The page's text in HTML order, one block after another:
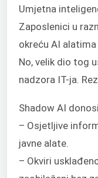
Umjetna
Zaposlenici u
okreću AI
No, velik dio tog
nadzora IT-ja.
Shadow AI
– Osjetljive
javne alate.
– Okviri